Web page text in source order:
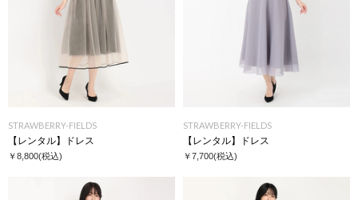
STRAWBERRY-FIELDS
【レンタル】ドレス
￥8,800(税込)
STRAWBERRY-FIELDS
【レンタル】ドレス
￥7,700(税込)